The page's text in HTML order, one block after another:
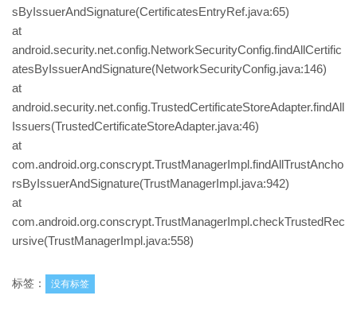
sByIssuerAndSignature(CertificatesEntryRef.java:65)
at
android.security.net.config.NetworkSecurityConfig.findAllCertific
atesByIssuerAndSignature(NetworkSecurityConfig.java:146)
at
android.security.net.config.TrustedCertificateStoreAdapter.findAll
Issuers(TrustedCertificateStoreAdapter.java:46)
at
com.android.org.conscrypt.TrustManagerImpl.findAllTrustAncho
rsByIssuerAndSignature(TrustManagerImpl.java:942)
at
com.android.org.conscrypt.TrustManagerImpl.checkTrustedRec
ursive(TrustManagerImpl.java:558)
标签： 没有标签